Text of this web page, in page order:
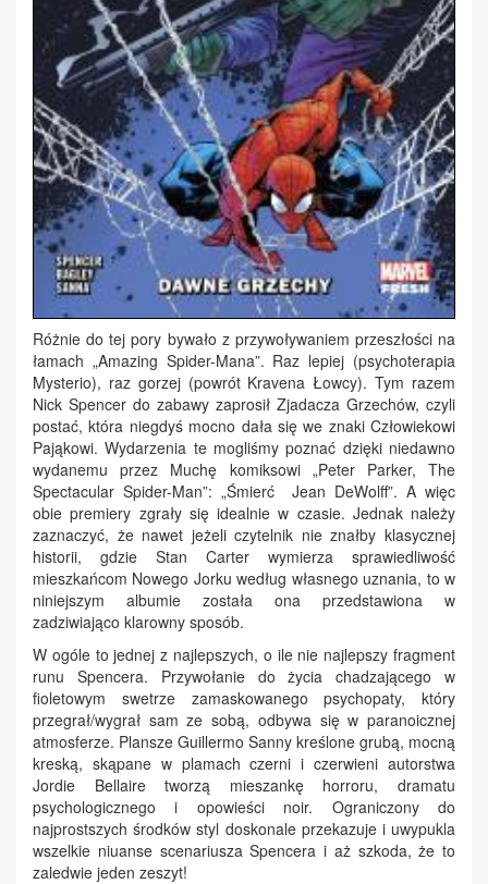
Różnie do tej pory bywało z przywoływaniem przeszłości na
łamach „Amazing Spider-Mana”. Raz lepiej (psychoterapia
Mysterio), raz gorzej (powrót Kravena Łowcy). Tym razem
Nick Spencer do zabawy zaprosił Zjadacza Grzechów, czyli
postać, która niegdyś mocno dała się we znaki Człowiekowi
Pająkowi. Wydarzenia te mogliśmy poznać dzięki niedawno
wydanemu przez Muchę komiksowi „Peter Parker, The
Spectacular Spider-Man”: „Śmierć Jean DeWolff”. A więc
obie premiery zgrały się idealnie w czasie. Jednak należy
zaznaczyć, że nawet jeżeli czytelnik nie znałby klasycznej
historii, gdzie Stan Carter wymierza sprawiedliwość
mieszkańcom Nowego Jorku według własnego uznania, to w
niniejszym albumie została ona przedstawiona w
zadziwiająco klarowny sposób.
W ogóle to jednej z najlepszych, o ile nie najlepszy fragment
runu Spencera. Przywołanie do życia chadzającego w
fioletowym swetrze zamaskowanego psychopaty, który
przegrał/wygrał sam ze sobą, odbywa się w paranoicznej
atmosferze. Plansze Guillermo Sanny kreślone grubą, mocną
kreską, skąpane w plamach czerni i czerwieni autorstwa
Jordie Bellaire tworzą mieszankę horroru, dramatu
psychologicznego i opowieści noir. Ograniczony do
najprostszych środków styl doskonale przekazuje i uwypukla
wszelkie niuanse scenariusza Spencera i aż szkoda, że to
zaledwie jeden zeszyt!